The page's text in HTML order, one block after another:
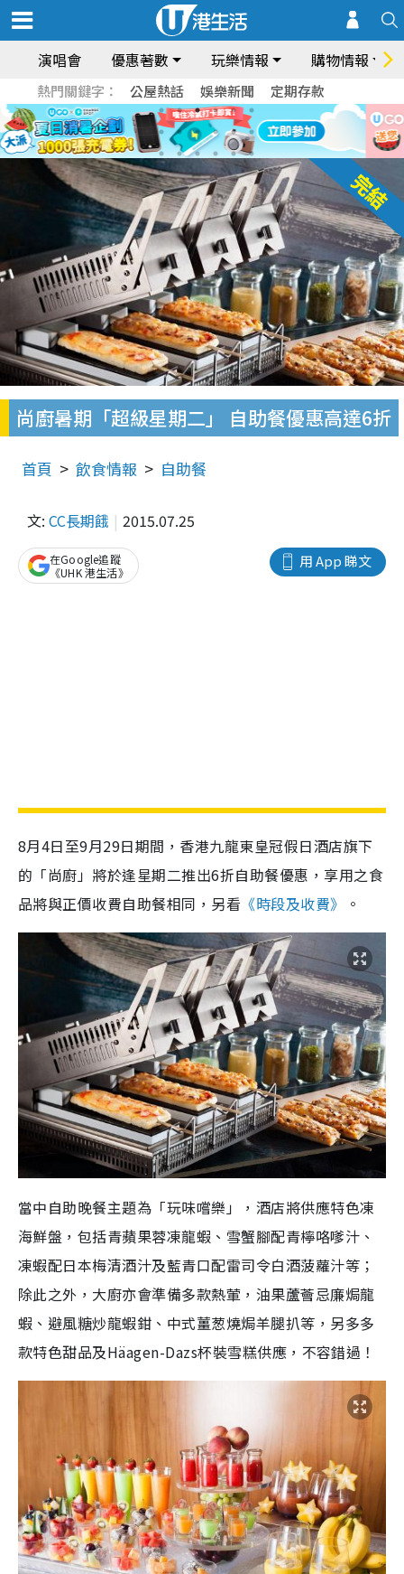
演唱會 優惠著數 玩樂情報 購物情報
熱門關鍵字： 公屋熱話 娛樂新聞 定期存款
尚廚暑期「超級星期二」 自助餐優惠高達6折
首頁 飲食情報 自助餐
文: CC長期餓 2015.07.25
用 App 睇文
在Google追蹤
《UHK 港生活》
8月4日至9月29日期間，香港九龍東皇冠假日酒店旗下
的「尚廚」將於逢星期二推出6折自助餐優惠，享用之食
品將與正價收費自助餐相同，另看 《時段及收費》 。
當中自助晚餐主題為「玩味嚐樂」，酒店將供應特色凍
海鮮盤，包括青蘋果蓉凍龍蝦、雪蟹腳配青檸咯嗲汁、
凍蝦配日本梅清酒汁及藍青口配雷司令白酒菠蘿汁等；
除此之外，大廚亦會準備多款熱葷，油果蘆薈忌廉焗龍
蝦、避風糖炒龍蝦鉗、中式薑葱燒焗羊腿扒等，另多多
款特色甜品及Häagen-Dazs杯裝雪糕供應，不容錯過！